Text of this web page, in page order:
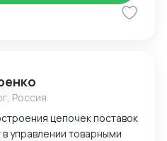
Россия
цепочек поставок
управлении товарными